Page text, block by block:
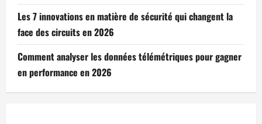
Les 7 innovations en matière de sécurité qui changent la
face des circuits en 2026
Comment analyser les données télémétriques pour gagner
en performance en 2026